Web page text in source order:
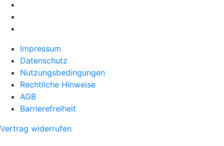
Impressum
Datenschutz
Nutzungsbedingungen
Rechtliche Hinweise
AGB
Barrierefreiheit
Vertrag widerrufen